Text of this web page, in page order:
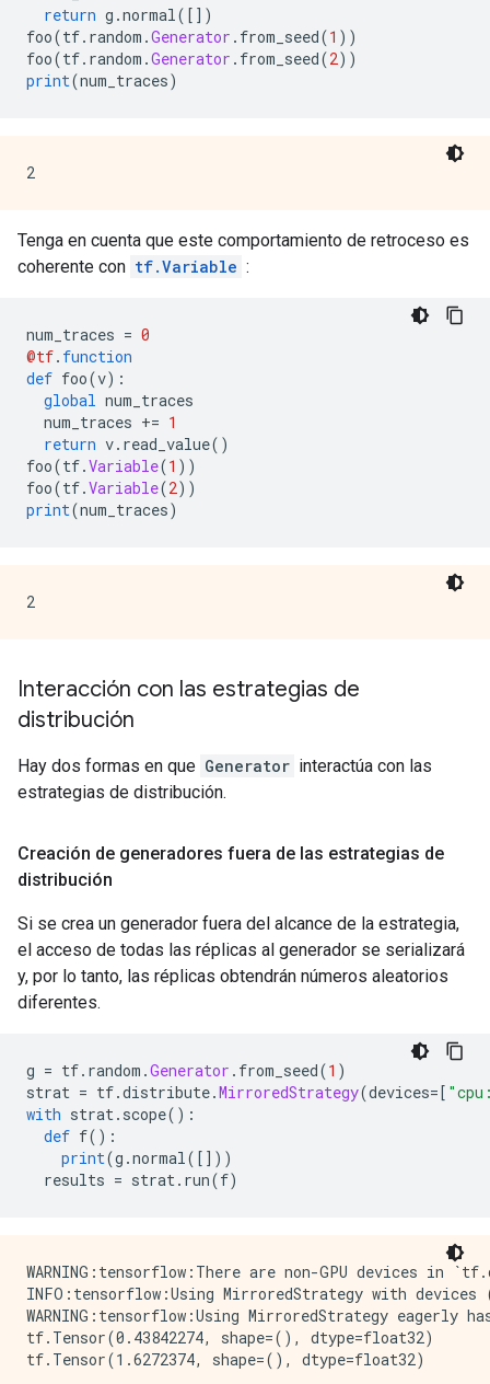
return g .normal([])
foo(tf. random .Generator . from_seed(1 ))
foo(tf. random .Generator . from_seed(2))
print(num_traces)
Tenga en cuenta que este comportamiento de retroceso es
coherente con tf.Variable :
num_traces = 0
@tf. function
def foo(v):
global num_traces
num_traces += 1
return v. read_value()
foo(tf.Variable(1 ))
foo(tf.Variable(2))
print(num_traces)
Interacción con las estrategias de
distribución
Hay dos formas en que Generator interactúa con las
estrategias de distribución.
Creación de generadores fuera de las estrategias de
distribución
Si se crea un generador fuera del alcance de la estrategia,
el acceso de todas las réplicas al generador se serializará
y, por lo tanto, las réplicas obtendrán números aleatorios
diferentes.
g = tf. random .Generator . from_seed(1 )
strat = tf.distribute.MirroredStrategy(devices=[
with strat. scope():
def f():
print(g .normal([]))
results = strat. run(f)
WARNING:tensorflow:There are non-GPU devices
INFO:tensorflow:Using MirroredStrategy with
WARNING:tensorflow:Using MirroredStrategy
tf.Tensor(0.43842274, shape=(), dtype=float32)